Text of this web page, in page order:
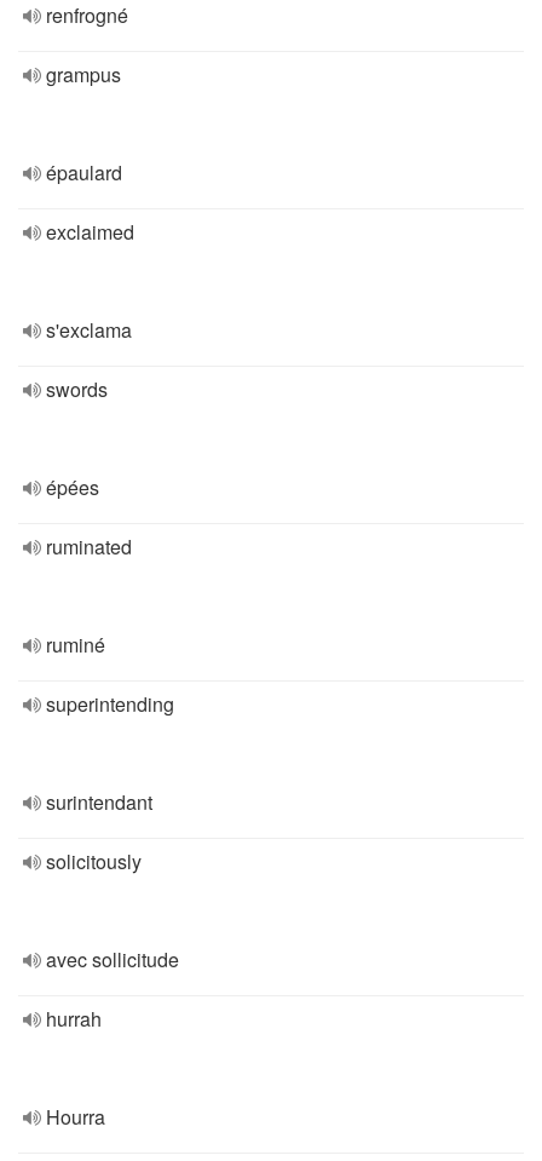
renfrogné
grampus
épaulard
exclaimed
s'exclama
swords
épées
ruminated
ruminé
superintending
surintendant
solicitously
avec sollicitude
hurrah
Hourra